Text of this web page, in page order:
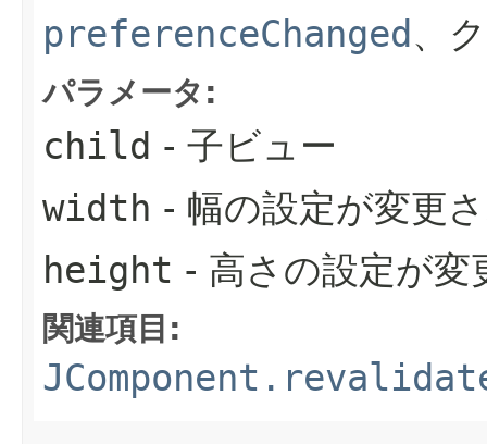
preferenceChanged、
パラメータ:
child - 子ビュー
width - 幅の設定が変更
height - 高さの設定が
関連項目: